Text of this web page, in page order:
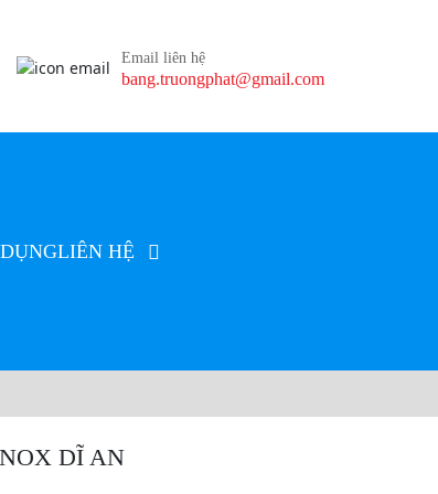
Email liên hệ
bang.truongphat@gmail.com
LIÊN HỆ
DĨ AN